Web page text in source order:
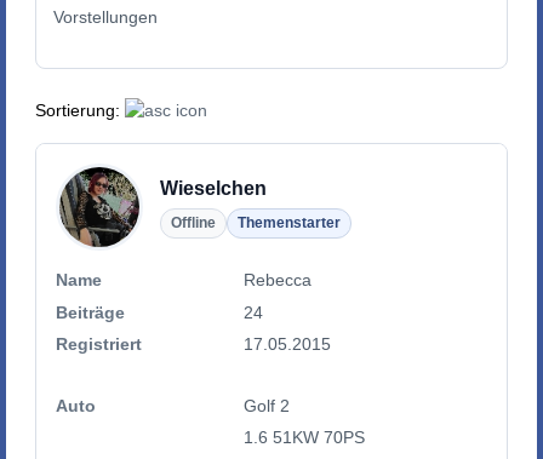
Vorstellungen
Sortierung:
Wieselchen
Offline Themenstarter
Name
Rebecca
Beiträge
24
Registriert
17.05.2015
Auto
Golf 2
1.6 51KW 70PS